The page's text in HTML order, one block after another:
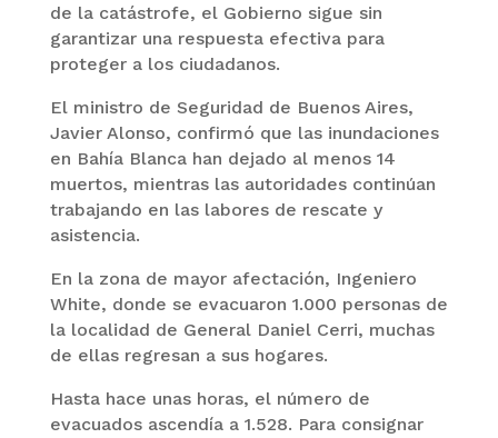
de la catástrofe, el Gobierno sigue sin
garantizar una respuesta efectiva para
proteger a los ciudadanos.
El ministro de Seguridad de Buenos Aires,
Javier Alonso, confirmó que las inundaciones
en Bahía Blanca han dejado al menos 14
muertos, mientras las autoridades continúan
trabajando en las labores de rescate y
asistencia.
En la zona de mayor afectación, Ingeniero
White, donde se evacuaron 1.000 personas de
la localidad de General Daniel Cerri, muchas
de ellas regresan a sus hogares.
Hasta hace unas horas, el número de
evacuados ascendía a 1.528. Para consignar